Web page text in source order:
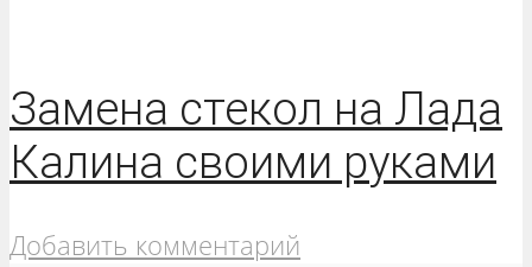
Замена стекол на Лада
Калина своими руками
Добавить комментарий